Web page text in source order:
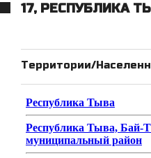
17, РЕСПУБЛИКА
Территории/